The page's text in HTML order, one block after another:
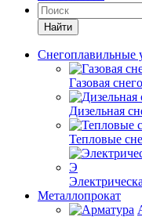
Найти
Снегоплавильные
Газовая
Дизельная
Тепловые
Металлопрокат